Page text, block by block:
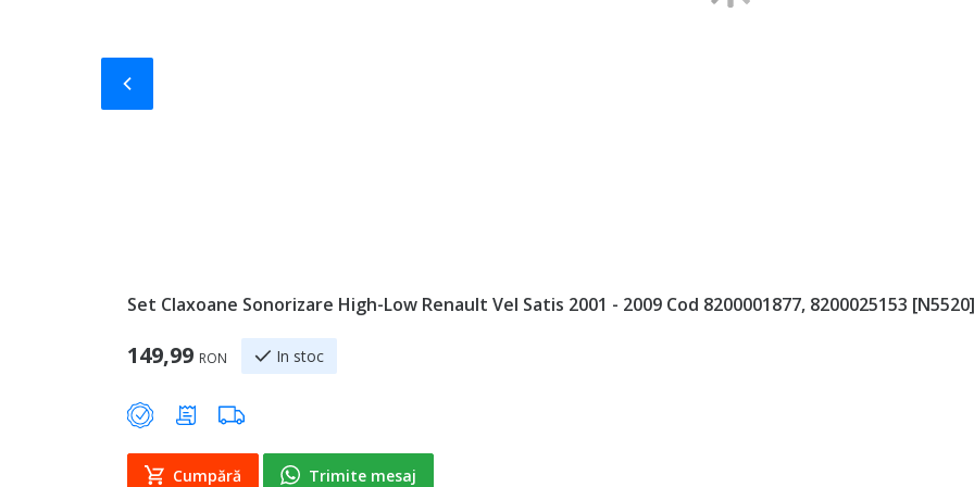
Set Claxoane Sonorizare High-Low Renault Vel Satis 2001 - 2009 Cod 8200001877, 8200025153 [N5520]
149,99 RON In stoc
Cumpără Trimite mesaj
Slide-ul anterior